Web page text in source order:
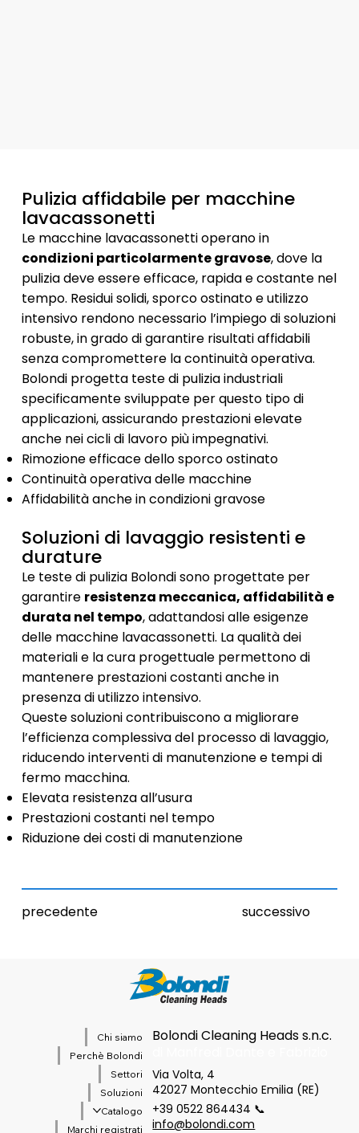
Pulizia affidabile per macchine
lavacassonetti
Le macchine lavacassonetti operano in
condizioni particolarmente gravose, dove la
pulizia deve essere efficace, rapida e costante nel
tempo. Residui solidi, sporco ostinato e utilizzo
intensivo rendono necessario l’impiego di soluzioni
robuste, in grado di garantire risultati affidabili
senza compromettere la continuità operativa.
Bolondi progetta teste di pulizia industriali
specificamente sviluppate per questo tipo di
applicazioni, assicurando prestazioni elevate
anche nei cicli di lavoro più impegnativi.
Rimozione efficace dello sporco ostinato
Continuità operativa delle macchine
Affidabilità anche in condizioni gravose
Soluzioni di lavaggio resistenti e
durature
Le teste di pulizia Bolondi sono progettate per
garantire resistenza meccanica, affidabilità e
durata nel tempo, adattandosi alle esigenze
delle macchine lavacassonetti. La qualità dei
materiali e la cura progettuale permettono di
mantenere prestazioni costanti anche in
presenza di utilizzo intensivo.
Queste soluzioni contribuiscono a migliorare
l’efficienza complessiva del processo di lavaggio,
riducendo interventi di manutenzione e tempi di
fermo macchina.
Elevata resistenza all’usura
Prestazioni costanti nel tempo
Riduzione dei costi di manutenzione
successivo
precedente
Chi siamo
Perchè Bolondi
Settori
Soluzioni
Catalogo
Marchi registrati
Bolondi Cleaning Heads s.n.c.
Via Volta, 4
42027 Montecchio Emilia (RE)
+39 0522 864434 📞
info@bolondi.com